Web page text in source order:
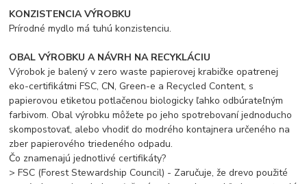
KONZISTENCIA VÝROBKU
Prírodné mydlo má tuhú konzistenciu.
OBAL VÝROBKU A NÁVRH NA RECYKLÁCIU
Výrobok je balený v zero waste papierovej krabičke opatrenej
eko-certifikátmi FSC, CN, Green-e a Recycled Content, s
papierovou etiketou potlačenou biologicky ľahko odbúrateľným
farbivom. Obal výrobku môžete po jeho spotrebovaní jednoducho
skompostovať, alebo vhodiť do modrého kontajnera určeného na
zber papierového triedeného odpadu.
Čo znamenajú jednotlivé certifikáty?
> FSC (Forest Stewardship Council) - Zaručuje, že drevo použité